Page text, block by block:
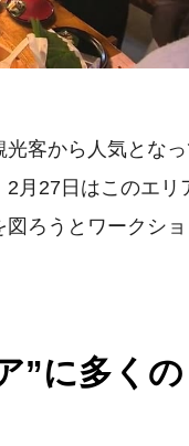
光客から人気とな
2月27日はこのエリ
図ろうとワークシ
”に多くの